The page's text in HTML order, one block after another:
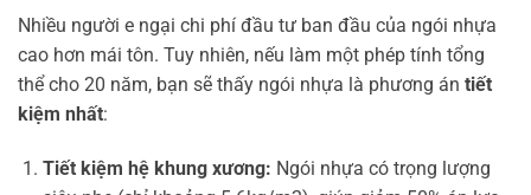
Nhiều người e ngại chi phí đầu tư ban đầu của ngói nhựa
cao hơn mái tôn. Tuy nhiên, nếu làm một phép tính tổng
thể cho 20 năm, bạn sẽ thấy ngói nhựa là phương án tiết
kiệm nhất:
Tiết kiệm hệ khung xương: Ngói nhựa có trọng lượng